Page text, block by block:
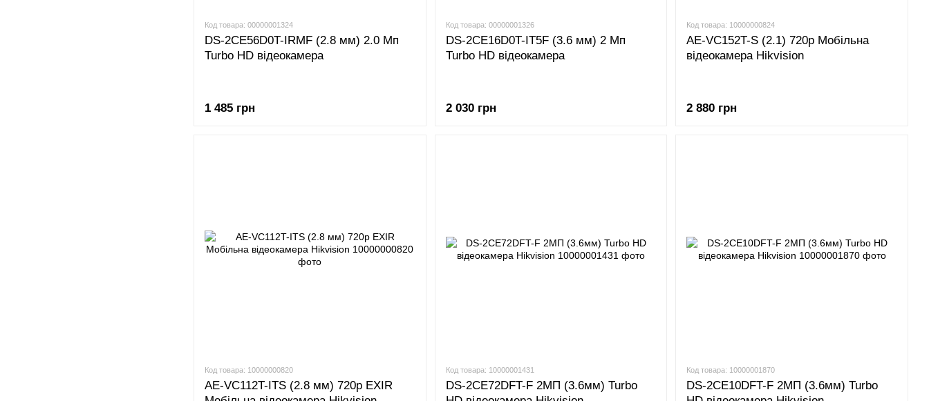
Код товара: 00000001324
DS-2CE56D0T-IRMF (2.8 мм) 2.0 Мп
Turbo HD відеокамера
1 485 грн
Код товара: 00000001326
DS-2CE16D0T-IT5F (3.6 мм) 2 Мп
Turbo HD відеокамера
2 030 грн
Код товара: 10000000824
AE-VC152T-S (2.1) 720p Мобільна
відеокамера Hikvision
2 880 грн
Код товара: 10000000820
AE-VC112T-ITS (2.8 мм) 720p EXIR
Код товара: 10000001431
DS-2CE72DFT-F 2МП (3.6мм) Turbo
Код товара: 10000001870
DS-2CE10DFT-F 2МП (3.6мм) Turbo